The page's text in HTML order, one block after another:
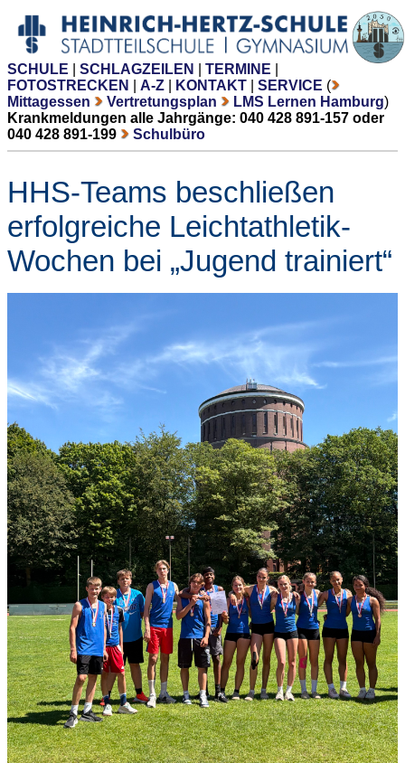
SCHULE SCHLAGZEILEN TERMINE
FOTOSTRECKEN
A-Z KONTAKT SERVICE (
Mittagessen
Vertretungsplan LMS Lernen Hamburg)
Krankmeldungen alle Jahrgänge: 040 428 891-157 oder
040 428 891-199
Schulbüro
HHS-Teams beschließen
erfolgreiche Leichtathletik-
Wochen bei „Jugend trainiert“